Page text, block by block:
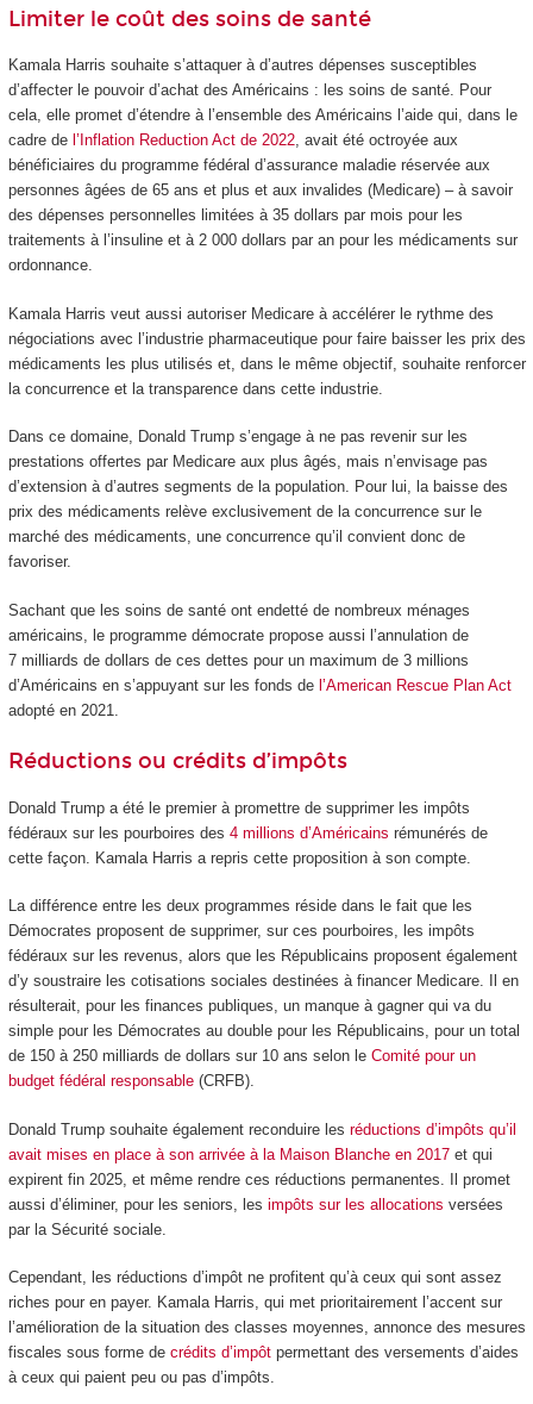
Limiter le coût des soins de santé
Kamala Harris souhaite s’attaquer à d’autres dépenses susceptibles
d’affecter le pouvoir d’achat des Américains : les soins de santé. Pour
cela, elle promet d’étendre à l’ensemble des Américains l’aide qui, dans le
cadre de l’Inflation Reduction Act de 2022, avait été octroyée aux
bénéficiaires du programme fédéral d’assurance maladie réservée aux
personnes âgées de 65 ans et plus et aux invalides (Medicare) – à savoir
des dépenses personnelles limitées à 35 dollars par mois pour les
traitements à l’insuline et à 2 000 dollars par an pour les médicaments sur
ordonnance.
Kamala Harris veut aussi autoriser Medicare à accélérer le rythme des
négociations avec l’industrie pharmaceutique pour faire baisser les prix des
médicaments les plus utilisés et, dans le même objectif, souhaite renforcer
la concurrence et la transparence dans cette industrie.
Dans ce domaine, Donald Trump s’engage à ne pas revenir sur les
prestations offertes par Medicare aux plus âgés, mais n’envisage pas
d’extension à d’autres segments de la population. Pour lui, la baisse des
prix des médicaments relève exclusivement de la concurrence sur le
marché des médicaments, une concurrence qu’il convient donc de
favoriser.
Sachant que les soins de santé ont endetté de nombreux ménages
américains, le programme démocrate propose aussi l’annulation de
7 milliards de dollars de ces dettes pour un maximum de 3 millions
d’Américains en s’appuyant sur les fonds de l’American Rescue Plan Act
adopté en 2021.
Réductions ou crédits d’impôts
Donald Trump a été le premier à promettre de supprimer les impôts
fédéraux sur les pourboires des 4 millions d’Américains rémunérés de
cette façon. Kamala Harris a repris cette proposition à son compte.
La différence entre les deux programmes réside dans le fait que les
Démocrates proposent de supprimer, sur ces pourboires, les impôts
fédéraux sur les revenus, alors que les Républicains proposent également
d’y soustraire les cotisations sociales destinées à financer Medicare. Il en
résulterait, pour les finances publiques, un manque à gagner qui va du
simple pour les Démocrates au double pour les Républicains, pour un total
de 150 à 250 milliards de dollars sur 10 ans selon le Comité pour un
budget fédéral responsable(CRFB).
Donald Trump souhaite également reconduire les réductions d’impôts qu’il
avait mises en place à son arrivée à la Maison Blanche en 2017et qui
expirent fin 2025, et même rendre ces réductions permanentes. Il promet
aussi d’éliminer, pour les seniors, les impôts sur les allocations versées
par la Sécurité sociale.
Cependant, les réductions d’impôt ne profitent qu’à ceux qui sont assez
riches pour en payer. Kamala Harris, qui met prioritairement l’accent sur
l’amélioration de la situation des classes moyennes, annonce des mesures
fiscales sous forme de crédits d’impôtpermettant des versements d’aides
à ceux qui paient peu ou pas d’impôts.